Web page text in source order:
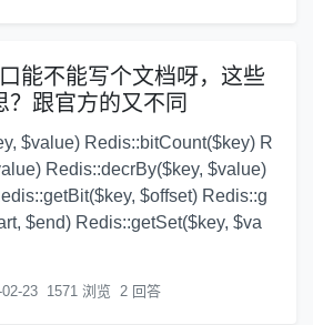
能不能写个文档呀，这些
？跟官方的又不同
$value) Redis::bitCount($key) R
Redis::decrBy($key, $value)
$offset) Redis::g
$end) Redis::getSet($key, $va
23 1571 浏览 2 回答